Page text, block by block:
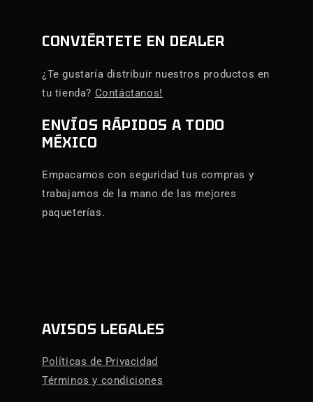
CONVIÉRTETE EN DEALER
¿Te gustaría distribuir nuestros productos en
tu tienda? Contáctanos!
ENVÍOS RÁPIDOS A TODO
MÉXICO
Empacamos con seguridad tus compras y
trabajamos de la mano de las mejores
paqueterías.
AVISOS LEGALES
Políticas de Privacidad
Términos y condiciones